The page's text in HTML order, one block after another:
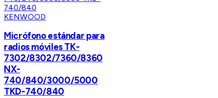
KENWOOD
Micrófono estándar para
radios móviles TK-
7302/8302/7360/8360
NX-
740/840/3000/5000
TKD-740/840